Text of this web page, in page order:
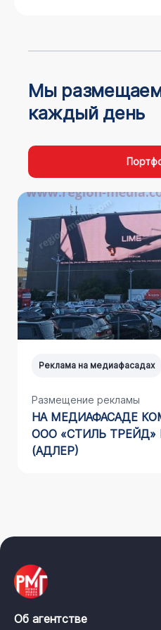
Мы
каждый день
Реклама на медиафасадах
Размещение рекламы
НА МЕДИАФАСАДЕ
ООО «СТИЛЬ ТРЕЙД»
(АДЛЕР)
Об агентстве